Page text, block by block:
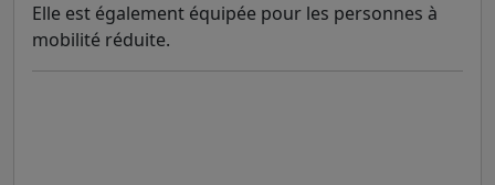
Elle est également équipée pour les personnes à
mobilité réduite.